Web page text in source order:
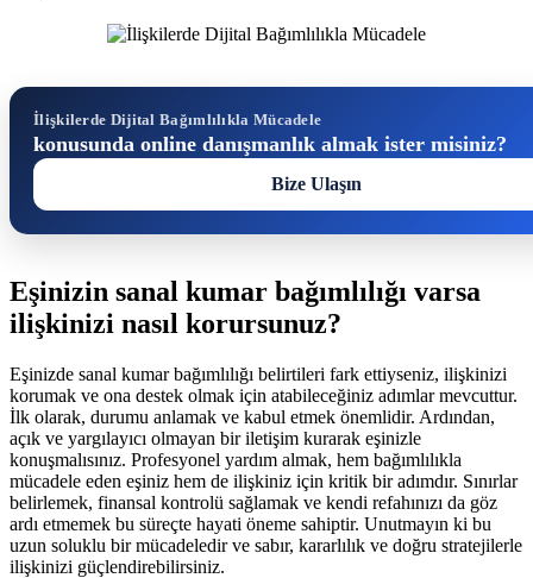
İlişkilerde Dijital Bağımlılıkla Mücadele
konusunda online danışmanlık almak ister misiniz?
Bize Ulaşın
Eşinizin sanal kumar bağımlılığı varsa
ilişkinizi nasıl korursunuz?
Eşinizde sanal kumar bağımlılığı belirtileri fark ettiyseniz, ilişkinizi
korumak ve ona destek olmak için atabileceğiniz adımlar mevcuttur.
İlk olarak, durumu anlamak ve kabul etmek önemlidir. Ardından,
açık ve yargılayıcı olmayan bir iletişim kurarak eşinizle
konuşmalısınız. Profesyonel yardım almak, hem bağımlılıkla
mücadele eden eşiniz hem de ilişkiniz için kritik bir adımdır. Sınırlar
belirlemek, finansal kontrolü sağlamak ve kendi refahınızı da göz
ardı etmemek bu süreçte hayati öneme sahiptir. Unutmayın ki bu
uzun soluklu bir mücadeledir ve sabır, kararlılık ve doğru stratejilerle
ilişkinizi güçlendirebilirsiniz.